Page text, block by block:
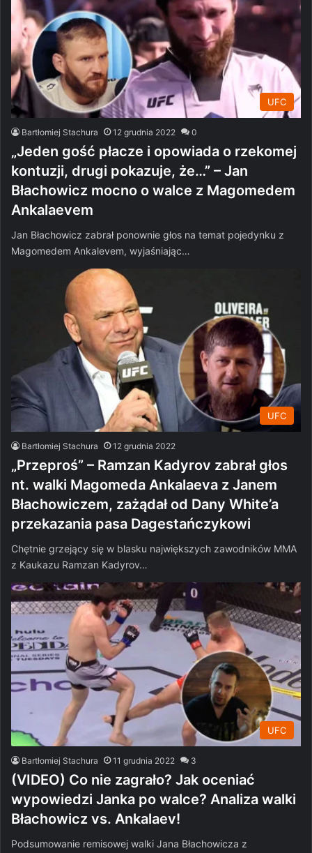
UFC
Bartłomiej Stachura 12 grudnia 2022 0
„Jeden gość płacze i opowiada o rzekomej
kontuzji, drugi pokazuje, że…” – Jan
Błachowicz mocno o walce z Magomedem
Ankalaevem
Jan Błachowicz zabrał ponownie głos na temat pojedynku z
Magomedem Ankalevem, wyjaśniając…
UFC
Bartłomiej Stachura 12 grudnia 2022
„Przeproś” – Ramzan Kadyrov zabrał głos
nt. walki Magomeda Ankalaeva z Janem
Błachowiczem, zażądał od Dany White’a
przekazania pasa Dagestańczykowi
Chętnie grzejący się w blasku największych zawodników MMA
z Kaukazu Ramzan Kadyrov…
UFC
Bartłomiej Stachura 11 grudnia 2022 3
(VIDEO) Co nie zagrało? Jak oceniać
wypowiedzi Janka po walce? Analiza walki
Błachowicz vs. Ankalaev!
Podsumowanie remisowej walki Jana Błachowicza z